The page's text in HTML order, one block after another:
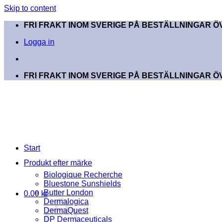
Skip to content
FRI FRAKT INOM SVERIGE PÅ BESTÄLLNINGAR
Logga in
FRI FRAKT INOM SVERIGE PÅ BESTÄLLNINGAR
0.00 kr
Start
Produkt efter märke
Biologique Recherche
Bluestone Sunshields
Butter London
Dermalogica
DermaQuest
DP Dermaceuticals